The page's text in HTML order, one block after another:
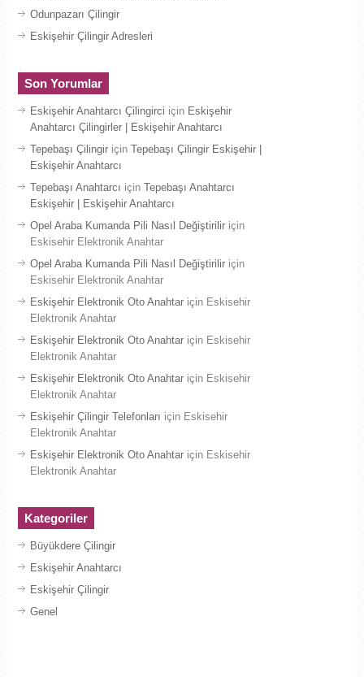
Odunpazarı Çilingir
Eskişehir Çilingir Adresleri
Son Yorumlar
Eskişehir Anahtarcı Çilingirci için Eskişehir
Anahtarcı Çilingirler | Eskişehir Anahtarcı
Tepebaşı Çilingiriçin Tepebaşı Çilingir Eskişehir |
Eskişehir Anahtarcı
Tepebaşı Anahtarcı için Tepebaşı Anahtarcı
Eskişehir | Eskişehir Anahtarcı
Opel Araba Kumanda Pili Nasıl Değiştiriliriçin
Eskisehir Elektronik Anahtar
Opel Araba Kumanda Pili Nasıl Değiştiriliriçin
Eskisehir Elektronik Anahtar
Eskişehir Elektronik Oto Anahtariçin Eskisehir
Elektronik Anahtar
Eskişehir Elektronik Oto Anahtariçin Eskisehir
Elektronik Anahtar
Eskişehir Elektronik Oto Anahtariçin Eskisehir
Elektronik Anahtar
Eskişehir Çilingir Telefonları için Eskisehir
Elektronik Anahtar
Eskişehir Elektronik Oto Anahtariçin Eskisehir
Elektronik Anahtar
Kategoriler
Büyükdere Çilingir
Eskişehir Anahtarcı
Eskişehir Çilingir
Genel